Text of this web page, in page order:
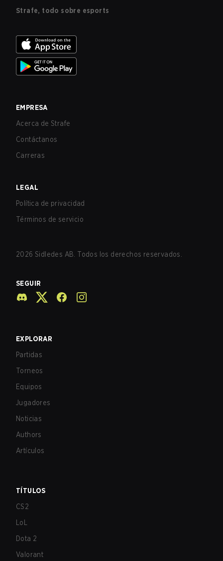
Strafe, todo sobre esports
EMPRESA
Acerca de Strafe
Contáctanos
Carreras
LEGAL
Política de privacidad
Términos de servicio
2026 Sidledes AB. Todos los derechos reservados.
SEGUIR
EXPLORAR
Partidas
Torneos
Equipos
Jugadores
Noticias
Authors
Artículos
TÍTULOS
CS2
LoL
Dota 2
Valorant